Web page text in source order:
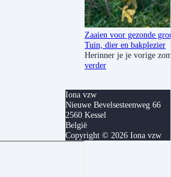
Zaaien voor gezonde
Tuin, dier en bakplezier
Herinner je je vorige
verder
Iona vzw
Nieuwe Bevelsesteenweg 66
2560 Kessel
België
Copyright © 2026 Iona vzw